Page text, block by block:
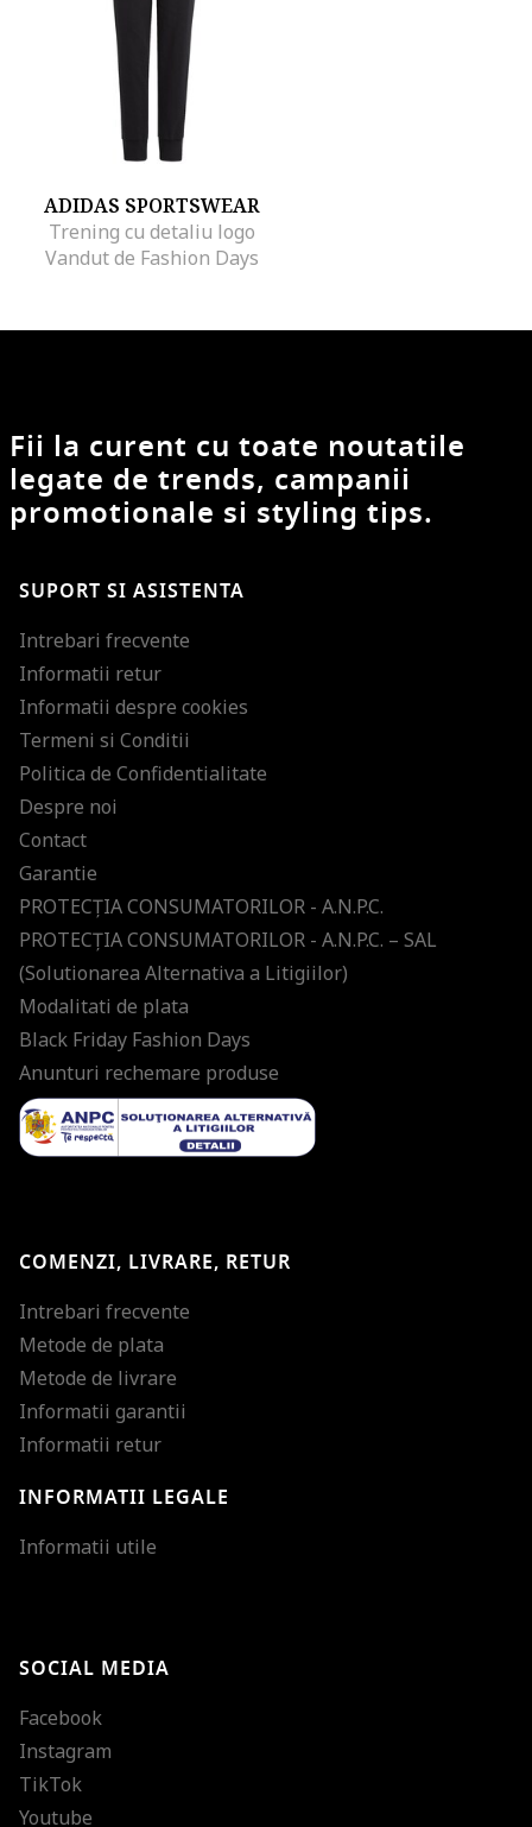
ADIDAS SPORTSWEAR
Trening cu detaliu logo
Vandut de Fashion Days
Fii la curent cu toate noutatile
legate de trends, campanii
promotionale si styling tips.
SUPORT SI ASISTENTA
Intrebari frecvente
Informatii retur
Informatii despre cookies
Termeni si Conditii
Politica de Confidentialitate
Despre noi
Contact
Garantie
PROTECŢIA CONSUMATORILOR - A.N.P.C.
PROTECŢIA CONSUMATORILOR - A.N.P.C. – SAL
(Solutionarea Alternativa a Litigiilor)
Modalitati de plata
Black Friday Fashion Days
Anunturi rechemare produse
COMENZI, LIVRARE, RETUR
Intrebari frecvente
Metode de plata
Metode de livrare
Informatii garantii
Informatii retur
INFORMATII LEGALE
Informatii utile
SOCIAL MEDIA
Facebook
Instagram
TikTok
Youtube